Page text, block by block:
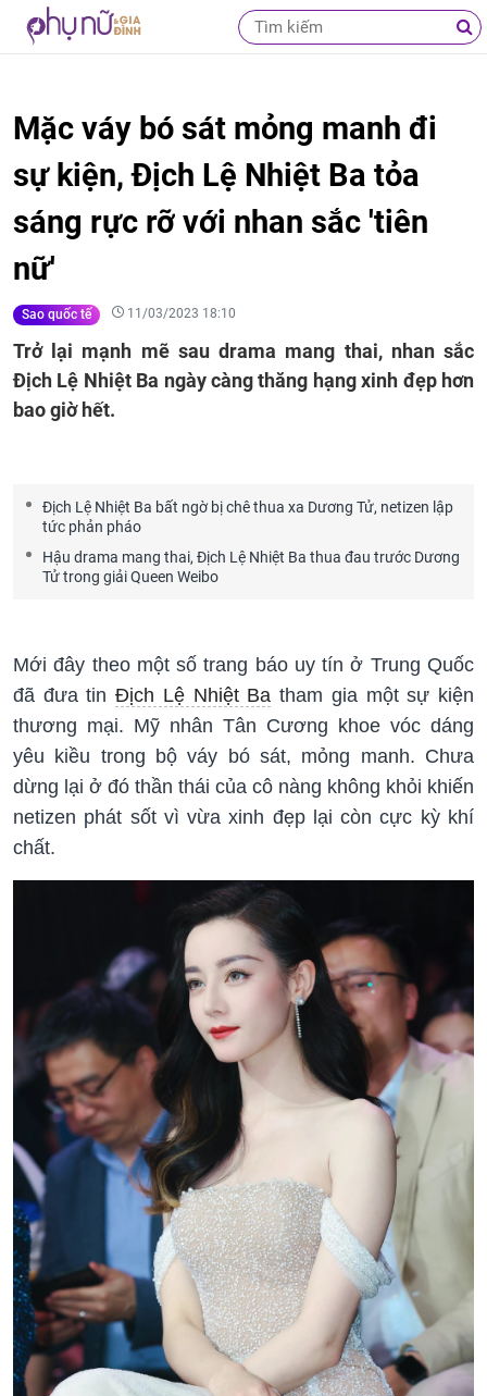
Mặc váy bó sát mỏng manh đi
sự kiện, Địch Lệ Nhiệt Ba tỏa
sáng rực rỡ với nhan sắc 'tiên
nữ'
Sao quốc tế 11/03/2023 18:10
Trở lại mạnh mẽ sau drama mang thai, nhan sắc
Địch Lệ Nhiệt Ba ngày càng thăng hạng xinh đẹp hơn
bao giờ hết.
Địch Lệ Nhiệt Ba bất ngờ bị chê thua xa Dương Tử, netizen lập
tức phản pháo
Hậu drama mang thai, Địch Lệ Nhiệt Ba thua đau trước Dương
Tử trong giải Queen Weibo
Mới đây theo một số trang báo uy tín ở Trung Quốc
đã đưa tinĐịch Lệ Nhiệt Ba tham gia một sự kiện
thương mại. Mỹ nhân Tân Cương khoe vóc dáng
yêu kiều trong bộ váy bó sát, mỏng manh. Chưa
dừng lại ở đó thần thái của cô nàng không khỏi khiến
netizen phát sốt vì vừa xinh đẹp lại còn cực kỳ khí
chất.